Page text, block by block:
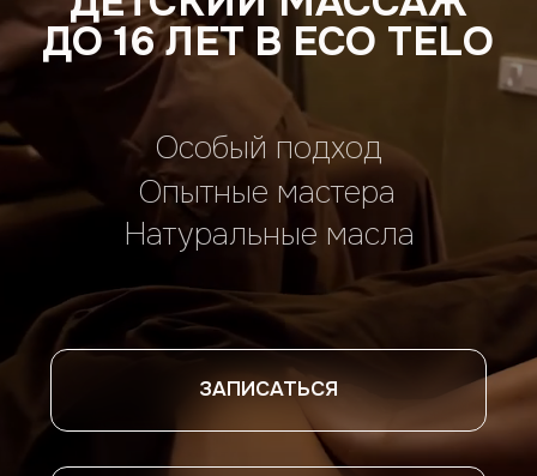
Натуральные масла
Опытные мастера
ЗАПИСАТЬСЯ
КУПИТЬ СЕРТИФИКАТ